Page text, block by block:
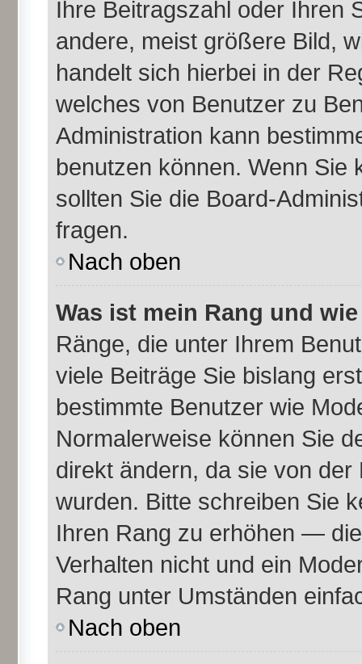
Ihre Beitragszahl oder Ihren
andere, meist größere Bild,
handelt sich hierbei in der
welches von Benutzer zu
Administration kann
benutzen können. Wenn Sie
sollten Sie die Board-
fragen.
Nach oben
Was ist mein Rang und
Ränge, die unter Ihrem
viele Beiträge Sie bislang
bestimmte Benutzer wie
Normalerweise können Sie
direkt ändern, da sie von
wurden. Bitte schreiben Sie
Ihren Rang zu erhöhen —
Verhalten nicht und ein
Rang unter Umständen
Nach oben